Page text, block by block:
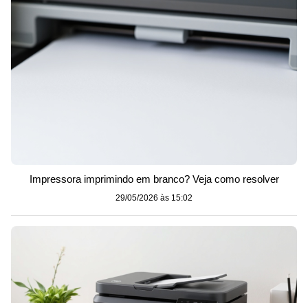
Impressora imprimindo em branco? Veja como resolver
29/05/2026 às 15:02